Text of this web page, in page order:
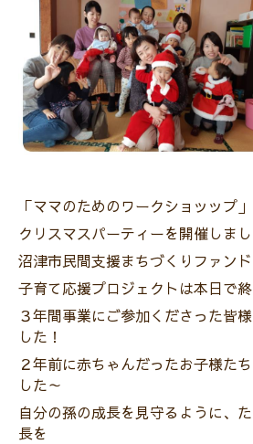
「ママのためのワークショッップ」
クリスマスパーティーを開催しまし
沼津市民間支援まちづくりファンド
子育て応援プロジェクトは本日で終
３年間事業にご参加くださった皆
した！
２年前に赤ちゃんだったお子様た
した～
自分の孫の成長を見守るように、
長を